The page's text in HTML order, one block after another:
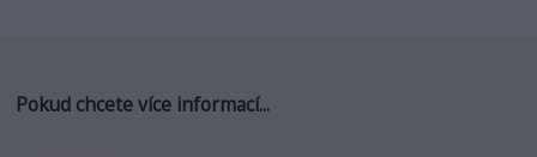
Pokud chcete více informací...